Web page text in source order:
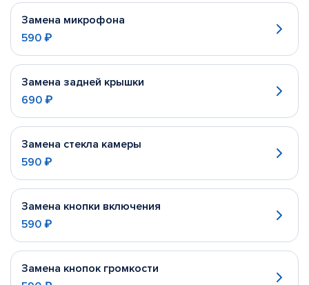
Замена микрофона
590 ₽
Замена задней крышки
690 ₽
Замена стекла камеры
590 ₽
Замена кнопки включения
590 ₽
Замена кнопок громкости